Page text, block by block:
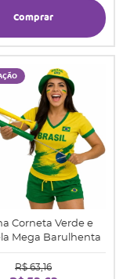
Comprar
Corneta Verde e
Mega Barulhenta
R$ 63,16